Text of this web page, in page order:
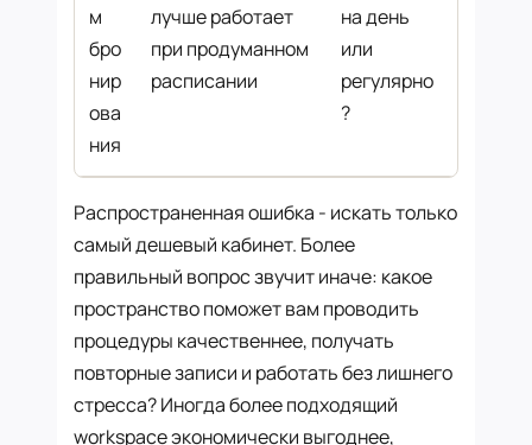
м
бро
нир
ова
ния
лучше работает
при продуманном
расписании
на день
или
регулярно
?
Распространенная ошибка - искать только
самый дешевый кабинет. Более
правильный вопрос звучит иначе: какое
пространство поможет вам проводить
процедуры качественнее, получать
повторные записи и работать без лишнего
стресса? Иногда более подходящий
workspace экономически выгоднее,